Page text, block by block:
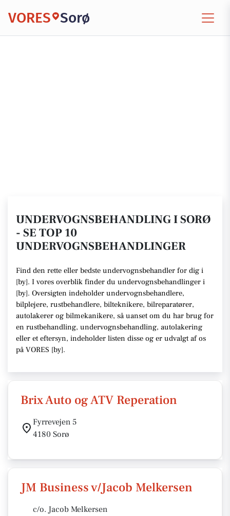
VORES Sorø
UNDERVOGNSBEHANDLING I SORØ
- SE TOP 10
UNDERVOGNSBEHANDLINGER
Find den rette eller bedste undervognsbehandler for dig i
[by]. I vores overblik finder du undervognsbehandlinger i
[by]. Oversigten indeholder undervognsbehandlere,
bilplejere, rustbehandlere, bilteknikere, bilreparatører,
autolakerer og bilmekanikere, så uanset om du har brug for
en rustbehandling, undervognsbehandling, autolakering
eller et eftersyn, indeholder listen disse og er udvalgt af os
på VORES [by].
Brix Auto og ATV Reperation
Fyrrevejen 5
4180 Sorø
JM Business v/Jacob Melkersen
c/o. Jacob Melkersen